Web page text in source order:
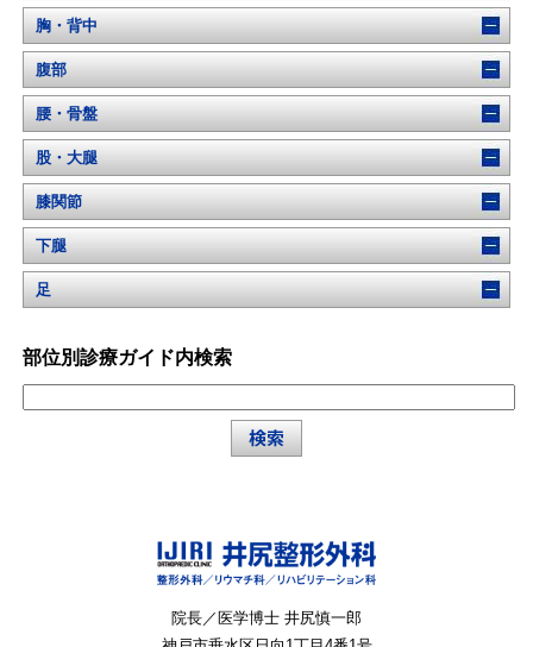
胸・背中
腹部
腰・骨盤
股・大腿
膝関節
下腿
足
部位別診療ガイド内検索
院長／医学博士 井尻慎一郎